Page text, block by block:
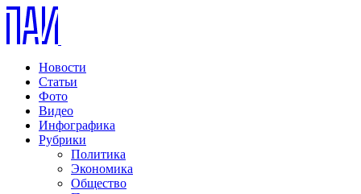
Новости
Статьи
Фото
Видео
Инфографика
Рубрики
Политика
Экономика
Общество